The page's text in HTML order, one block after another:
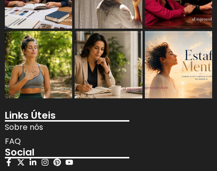
Links Úteis
Sobre nós
FAQ
Social